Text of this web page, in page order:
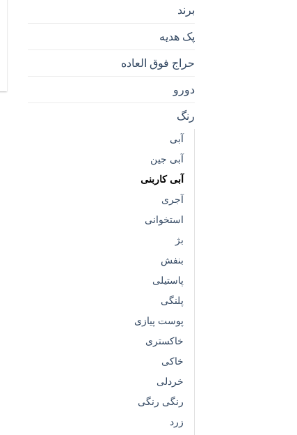
برند
پک هدیه
حراج فوق العاده
دورو
رنگ
آبی
آبی جین
آبی کاربنی
آجری
استخوانی
بژ
بنفش
پاستیلی
پلنگی
پوست پیازی
خاکستری
خاکی
خردلی
رنگی رنگی
زرد